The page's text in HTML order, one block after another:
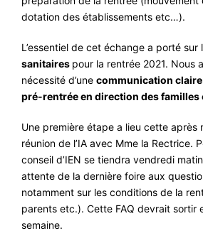
dotation des établissements etc…).
L’essentiel de cet échange a porté sur
sanitaires pour la rentrée 2021. Nous
nécessité d’une communication
pré-rentrée en direction des familles
Une première étape a lieu cette après
réunion de l’IA avec Mme la Rectrice.
conseil d’IEN se tiendra vendredi
attente de la dernière foire aux
notamment sur les conditions de la
parents etc.). Cette FAQ devrait sortir
semaine.